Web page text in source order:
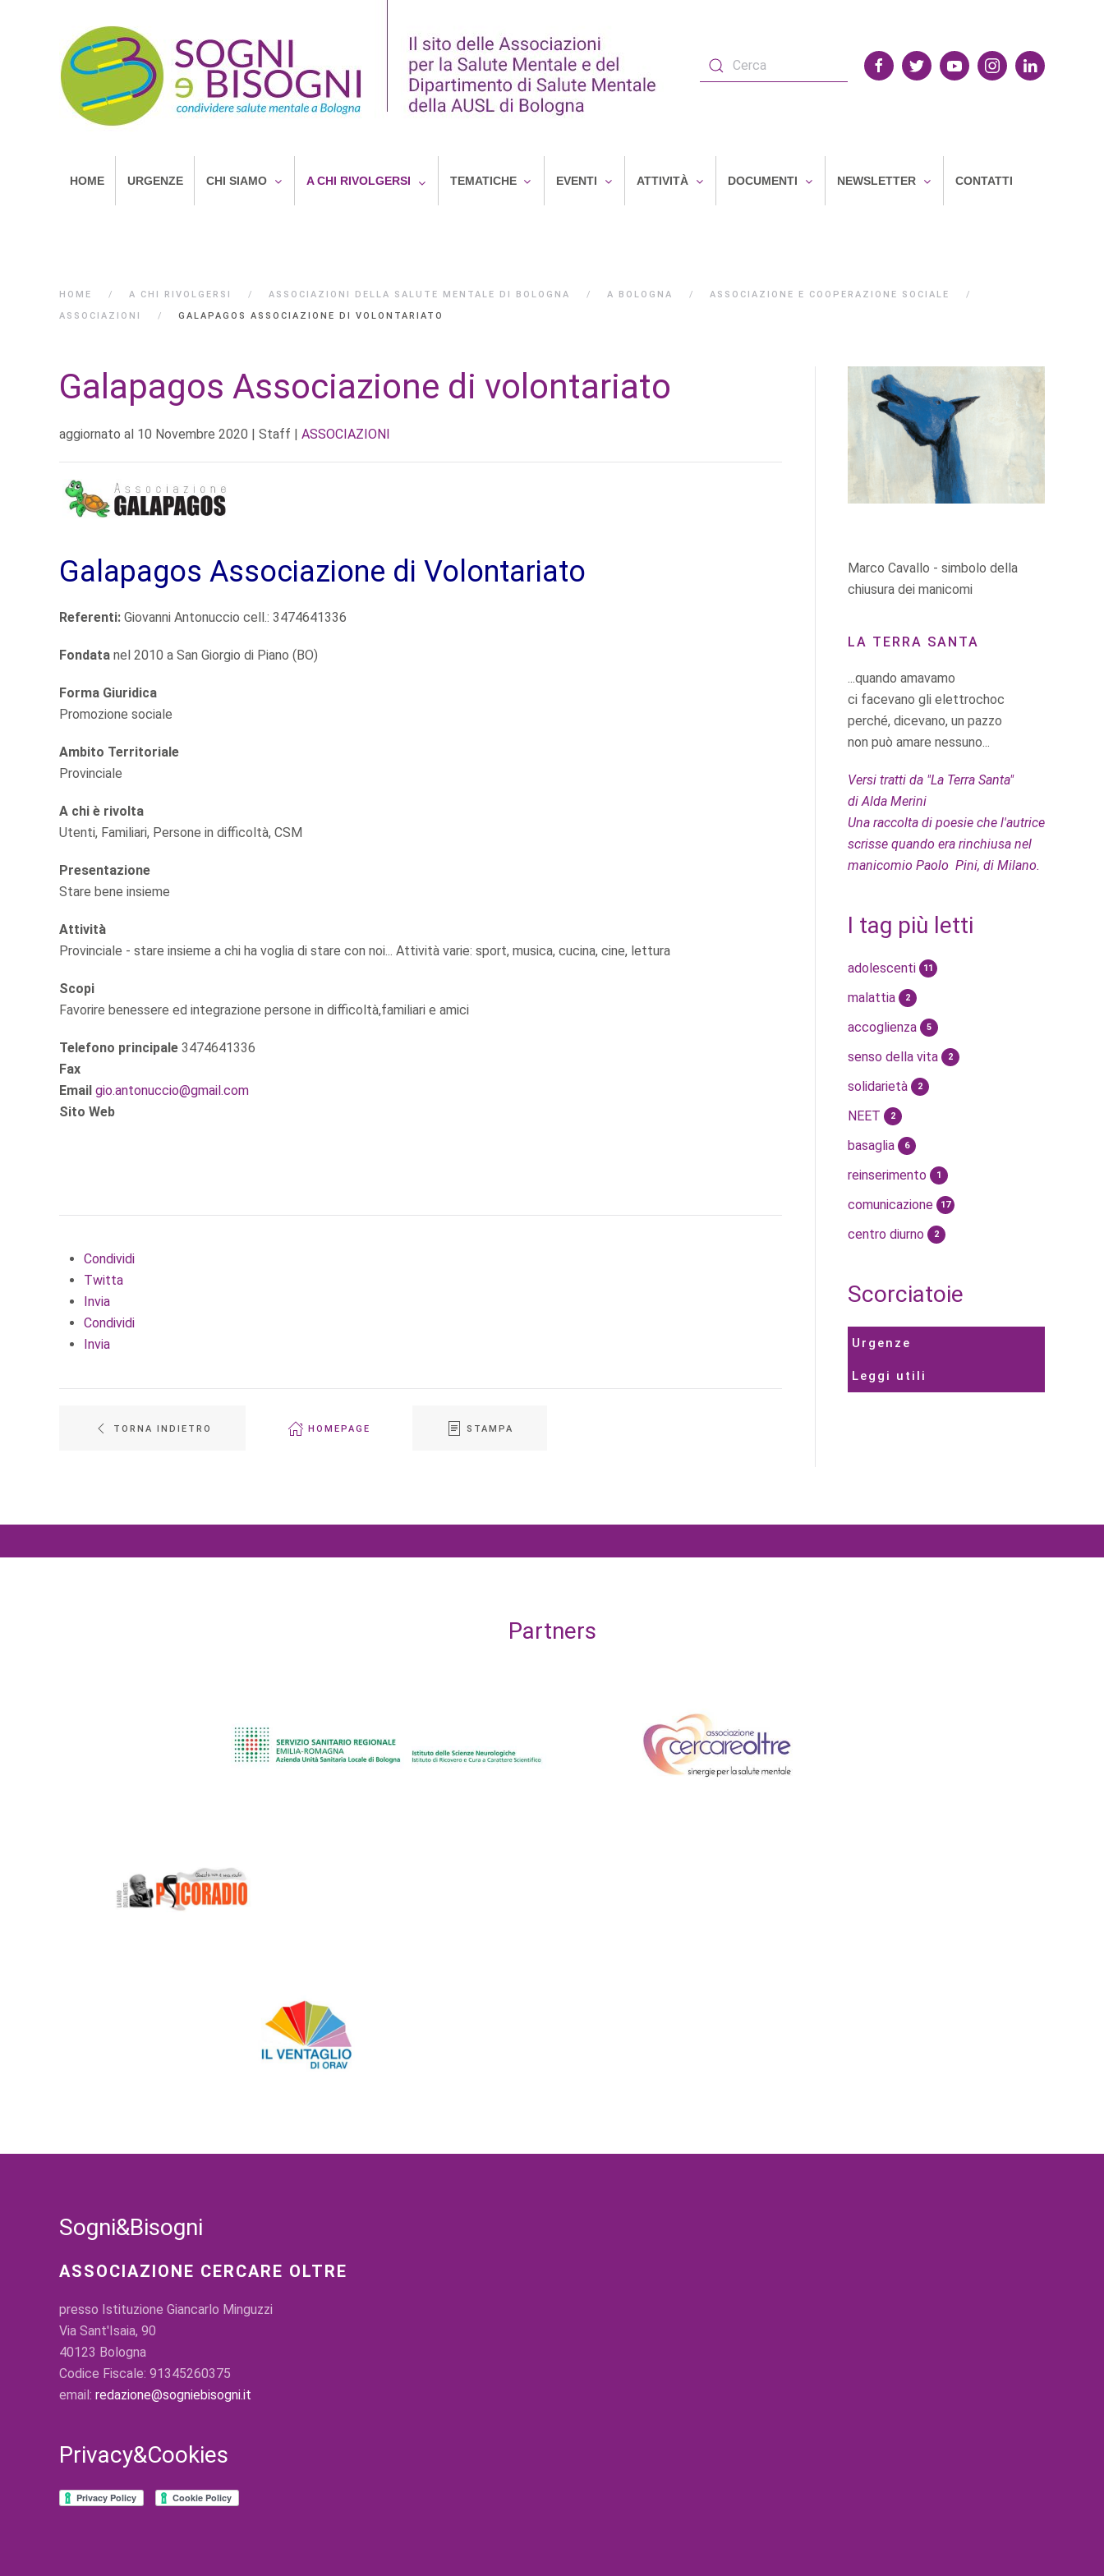
HOME URGENZE CHI SIAMO A CHI RIVOLGERSI TEMATICHE EVENTI ATTIVITÀ DOCUMENTI NEWSLETTER CONTATTI
HOME A CHI RIVOLGERSI ASSOCIAZIONI DELLA SALUTE MENTALE DI BOLOGNA A BOLOGNA
ASSOCIAZIONE E COOPERAZIONE SOCIALE
ASSOCIAZIONI
GALAPAGOS ASSOCIAZIONE DI VOLONTARIATO
Galapagos Associazione di volontariato
aggiornato al 10 Novembre 2020 | Staff | ASSOCIAZIONI
Galapagos Associazione di Volontariato
Referenti: Giovanni Antonuccio cell.: 3474641336
Fondata nel 2010 a San Giorgio di Piano (BO)
Forma Giuridica
Promozione sociale
Ambito Territoriale
Provinciale
A chi è rivolta
Utenti, Familiari, Persone in difficoltà, CSM
Presentazione
Stare bene insieme
Attività
Provinciale - stare insieme a chi ha voglia di stare con noi... Attività varie: sport, musica, cucina, cine, lettura
Scopi
Favorire benessere ed integrazione persone in difficoltà,familiari e amici
Telefono principale 3474641336
Fax
Email gio.antonuccio@gmail.com
Sito Web
Condividi
Twitta
Invia
Condividi
Invia
TORNA INDIETRO HOMEPAGE STAMPA
Marco Cavallo - simbolo della
chiusura dei manicomi
LA TERRA SANTA
...quando amavamo
ci facevano gli elettrochoc
perché, dicevano, un pazzo
non può amare nessuno...
Versi tratti da "La Terra Santa"
di Alda Merini
Una raccolta di poesie che l'autrice
scrisse quando era rinchiusa nel
manicomio Paolo Pini, di Milano.
I tag più letti
adolescenti 11
malattia 2
accoglienza 5
senso della vita 2
solidarietà 2
NEET 2
basaglia 6
reinserimento 1
comunicazione 17
centro diurno 2
Scorciatoie
Urgenze
Leggi utili
Partners
Sogni&Bisogni
ASSOCIAZIONE CERCARE OLTRE
presso Istituzione Giancarlo Minguzzi
Via Sant'Isaia, 90
40123 Bologna
Codice Fiscale: 91345260375
email: redazione@sogniebisogni.it
Privacy&Cookies